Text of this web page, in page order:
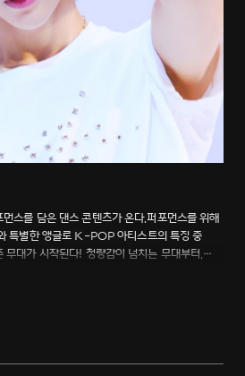
스를 담은 댄스 콘텐츠가 온다.퍼포먼스를 위해
특별한 앵글로 K-POP 아티스트의 특징 중
무대가 시작된다! 청량감이 넘치는 무대부터,
지 초고화질로 모두 담은 중독성 넘치는 쇼.